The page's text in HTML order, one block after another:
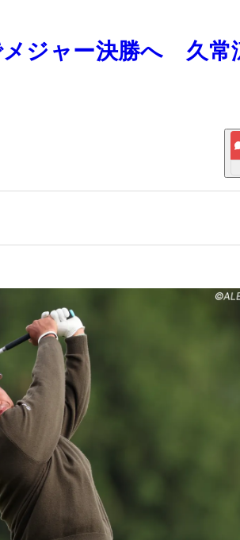
メジャー決勝へ 久常